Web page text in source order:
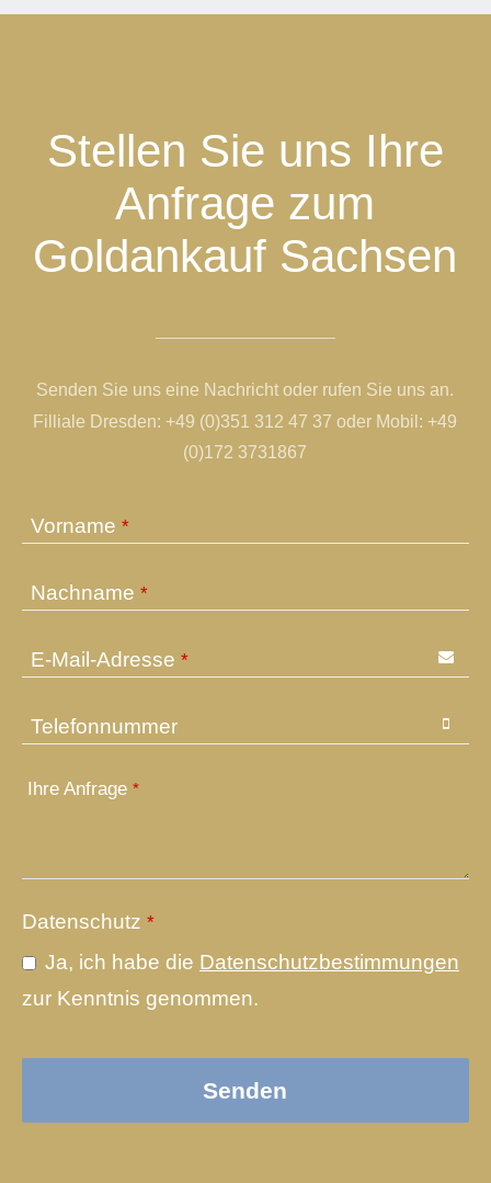
Stellen Sie uns Ihre
Anfrage zum
Goldankauf Sachsen
Senden Sie uns eine Nachricht oder rufen Sie uns an.
Filliale Dresden: +49 (0)351 312 47 37 oder Mobil: +49
(0)172 3731867
Vorname *
Nachname *
E-Mail-Adresse *
Telefonnummer
Ihre Anfrage *
Datenschutz *
Ja, ich habe die Datenschutzbestimmungen
zur Kenntnis genommen.
Senden